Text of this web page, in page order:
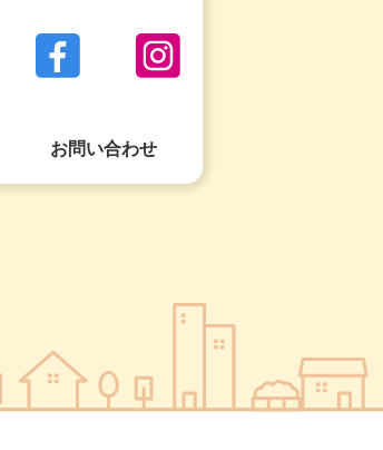
お問い合わせ